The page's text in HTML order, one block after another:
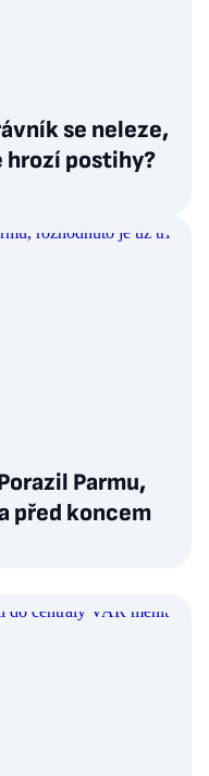
se neleze,
hrozí postihy?
Parmu,
před koncem